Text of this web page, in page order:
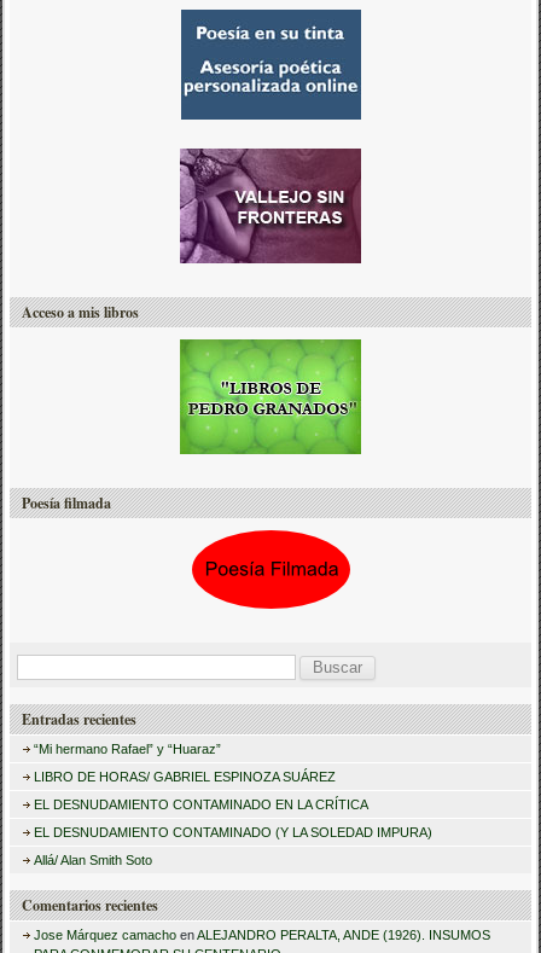
Acceso a mis libros
Poesía filmada
s
r
Entradas recientes
“Mi hermano Rafael” y “Huaraz”
LIBRO DE HORAS/ GABRIEL ESPINOZA SUÁREZ
EL DESNUDAMIENTO CONTAMINADO EN LA CRÍTICA
EL DESNUDAMIENTO CONTAMINADO (Y LA SOLEDAD IMPURA)
Allá/ Alan Smith Soto
Comentarios recientes
Jose Márquez camacho enALEJANDRO PERALTA, ANDE (1926). INSUMOS